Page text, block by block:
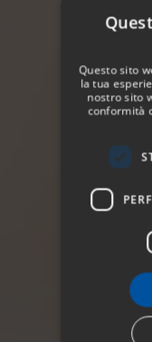
Questo sito
la tua
nostro sito
conformità